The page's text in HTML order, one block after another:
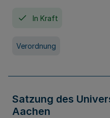
In Kraft
Verordnung
Satzung des
Aachen